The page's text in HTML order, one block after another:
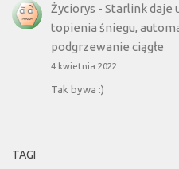
Życiorys - Starlink daje
topienia śniegu,
podgrzewanie ciągłe
4 kwietnia 2022
Tak bywa :)
TAGI